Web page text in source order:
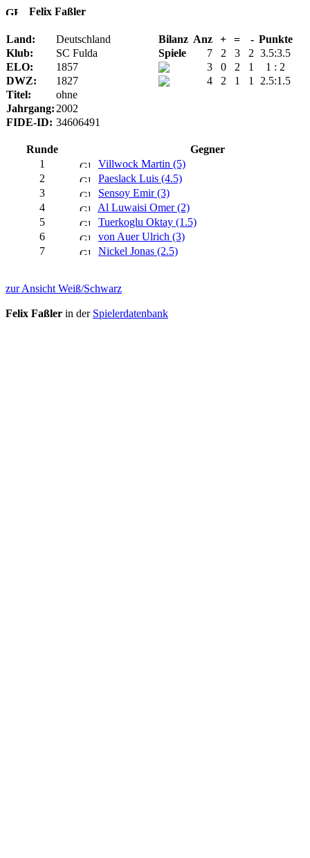
Felix Faßler
Land: Deutschland Bilanz Anz + = - Punkte
Klub:
SC Fulda Spiele 7 2 3 2 3.5:3.5
ELO:
1857 3 0 2 1
1 : 2
DWZ:
1827 4 2 1 1
2.5:1.5
Titel:
ohne
Jahrgang: 2002
FIDE-ID: 34606491
Runde
Gegner
1
Villwock Martin (5)
2
Paeslack Luis (4.5)
3
Sensoy Emir (3)
4
Al Luwaisi Omer (2)
5
Tuerkoglu Oktay (1.5)
6
von Auer Ulrich (3)
7
Nickel Jonas (2.5)
zur Ansicht Weiß/Schwarz
Felix Faßler in der Spielerdatenbank